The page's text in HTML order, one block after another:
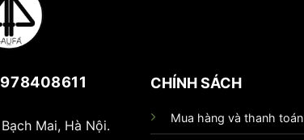
Mai, Hà Nội.
CHÍNH SÁCH
Mua hàng và thanh toán